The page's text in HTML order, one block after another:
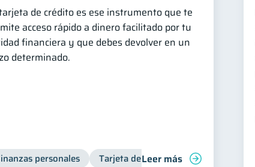
de crédito es ese instrumento que te
acceso rápido a dinero facilitado por tu
financiera y que debes devolver en un
determinado.
personales Tarjeta de crédito
Leer más